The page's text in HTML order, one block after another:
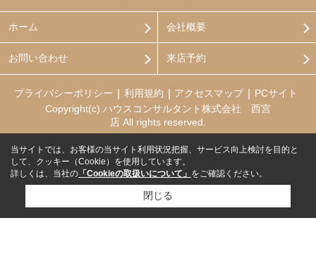
ホーム 会社概要
お問い合わせ 来店予約
プライバシーポリシー 利用規約 アクセスマップ
PCサイト
Copyright(c) ハウスコンサルタント株式会社 西宮
店 All rights reserved.
当サイトでは、お客様の当サイト利用状況把握、サービス向上検討を目的と
して、クッキー（Cookie）を使用しています。
詳しくは、当社の 「Cookieの取扱いについて」 をご確認ください。
閉じる